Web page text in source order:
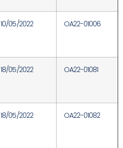
10/05/2022 OA22-01006
18/05/2022 OA22-01081
18/05/2022 OA22-01082